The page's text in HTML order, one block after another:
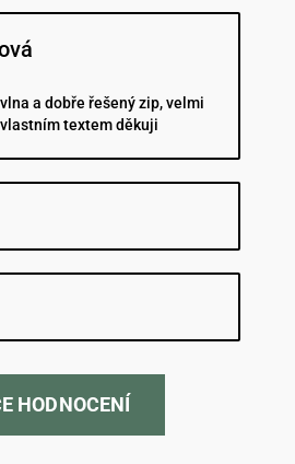
je 5 z 5 hvězdiček.
a dobře řešený zip, velmi
textem děkuji
je 5 z 5 hvězdiček.
je 5 z 5 hvězdiček.
HODNOCENÍ